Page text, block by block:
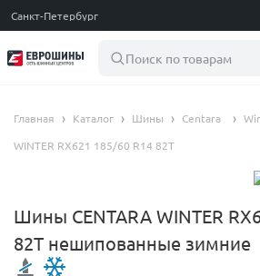
Санкт-Петербург
Поиск по товарам
Главная Каталог Шины Centara
WINTER RX621 185/60 R14 82T
Шины CENTARA WINTER
82T нешипованные зимние